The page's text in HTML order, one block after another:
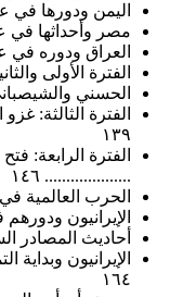
اليمن ودورها في عصر
مصر وأحداثها في عصر
العراق ودوره في عصر
الفترة الأولى والثانية
الحسني والشيصباني
الفترة الثالثة: غزو
الفترة الرابعة: فتح
.................... ١٤٦
الحرب العالمية في عصر
الإيرانيون ودورهم في
أحاديث المصادر السنية
الإيرانيون وبداية